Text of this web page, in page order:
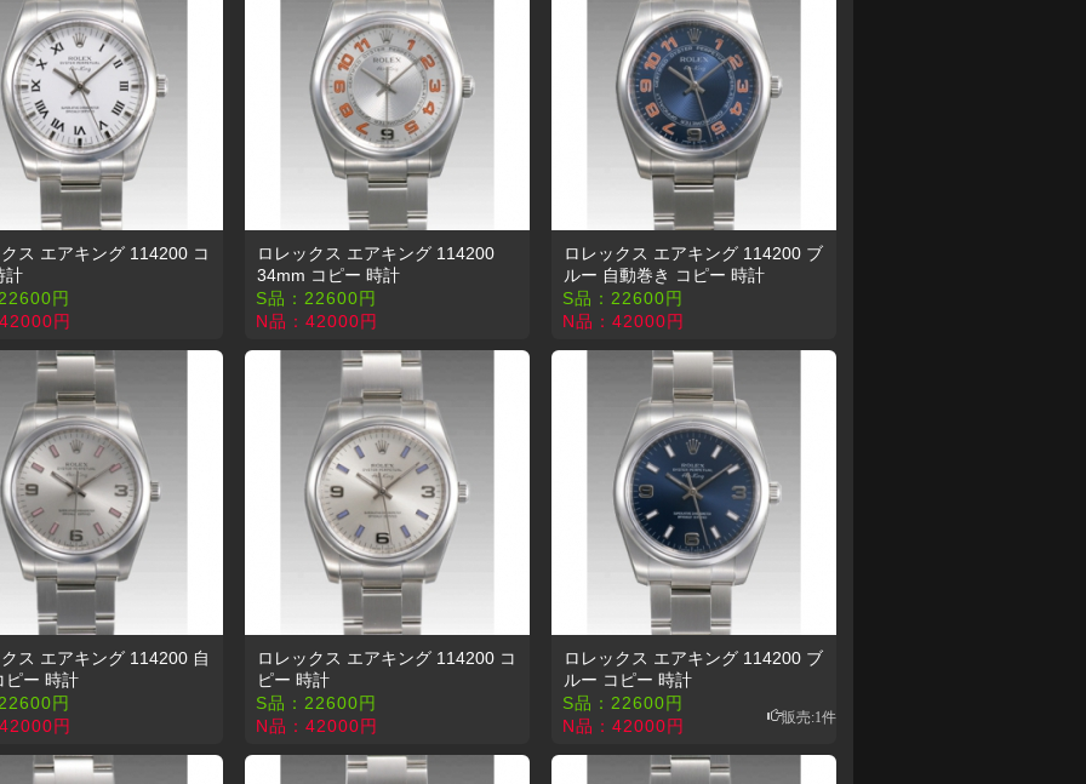
ス エアキング 114200 コ
計
22600円
42000円
ロレックス エアキング 114200
34mm コピー 時計
S品： 22600円
N品： 42000円
ロレックス エアキング 114200 ブ
ルー 自動巻き コピー 時計
S品： 22600円
N品： 42000円
ス エアキング 114200 自
ピー 時計
22600円
42000円
ロレックス エアキング 114200 コ
ピー 時計
S品： 22600円
N品： 42000円
ロレックス エアキング 114200 ブ
ルー コピー 時計
S品： 22600円
N品： 42000円
販売:1件